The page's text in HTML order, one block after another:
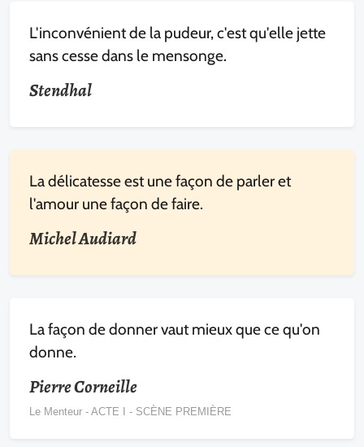
L'inconvénient de la pudeur, c'est qu'elle jette
sans cesse dans le mensonge.
Stendhal
La délicatesse est une façon de parler et
l'amour une façon de faire.
Michel Audiard
La façon de donner vaut mieux que ce qu'on
donne.
Pierre Corneille
Le Menteur - ACTE I - SCÈNE PREMIÈRE